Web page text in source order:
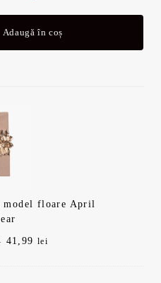
Adaugă în coș
model floare April
Prețul
41,99lei